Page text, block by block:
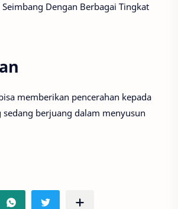
Dengan Berbagai Tingkat
memberikan pencerahan kepada
sedang berjuang dalam menyusun